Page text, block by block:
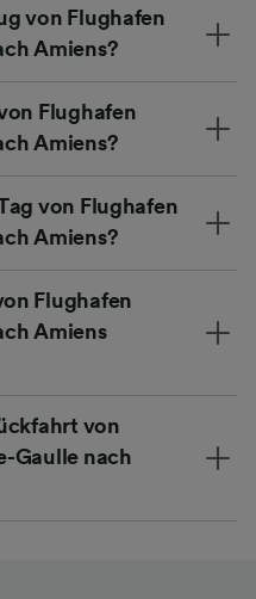
von Flughafen
Amiens?
Flughafen
Amiens?
von Flughafen
Amiens?
Flughafen
Amiens
von
Gaulle nach